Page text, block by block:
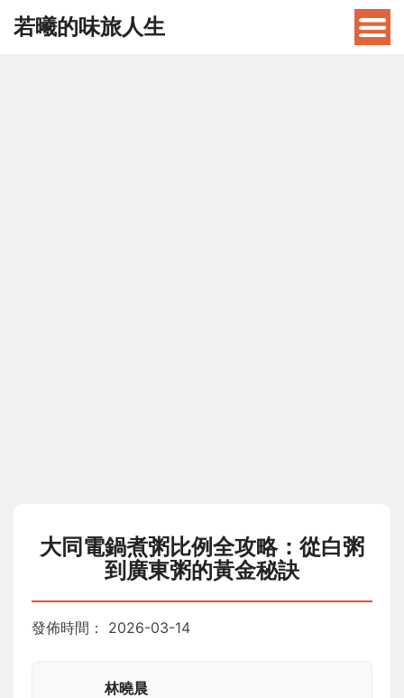
若曦的味旅人生
大同電鍋煮粥比例全攻略：從白粥
到廣東粥的黃金秘訣
發佈時間： 2026-03-14
林曉晨